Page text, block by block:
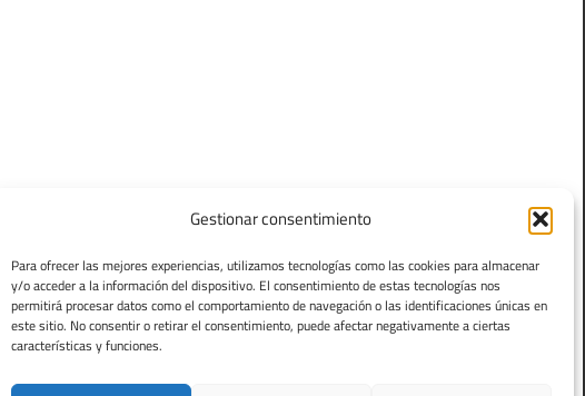
Gestionar consentimiento
Para ofrecer las mejores experiencias, utilizamos tecnologías como las cookies para almacenar
y/o acceder a la información del dispositivo. El consentimiento de estas tecnologías nos
permitirá procesar datos como el comportamiento de navegación o las identificaciones únicas en
este sitio. No consentir o retirar el consentimiento, puede afectar negativamente a ciertas
características y funciones.